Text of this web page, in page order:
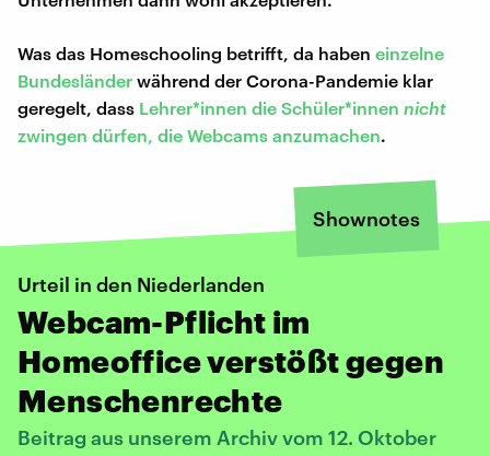
Was das Homeschooling betrifft, da haben einzelne
Bundesländer während der Corona-Pandemie klar
geregelt, dass Lehrer*innen die Schüler*innen nicht
zwingen dürfen, die Webcams anzumachen.
Shownotes
Urteil in den Niederlanden
Webcam-Pflicht im
Homeoffice verstößt gegen
Menschenrechte
Beitrag aus unserem Archiv vom 12. Oktober